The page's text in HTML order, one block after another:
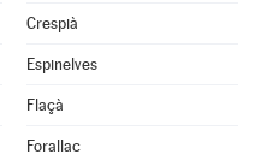
Crespià
Espinelves
Flaçà
Forallac